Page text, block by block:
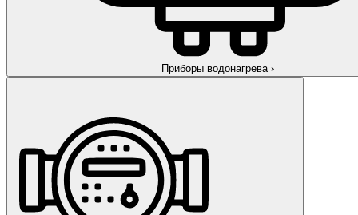
Приборы водонагрева ›